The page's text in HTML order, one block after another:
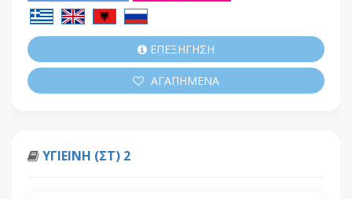
ΕΠΕΞΗΓΗΣΗ
ΑΓΑΠΗΜΕΝΑ
ΥΓΙΕΙΝΗ (ΣΤ) 2